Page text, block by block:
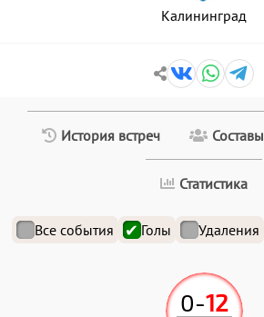
Калининград
История встреч Составы
Статистика
Все события Голы Удаления
0-12